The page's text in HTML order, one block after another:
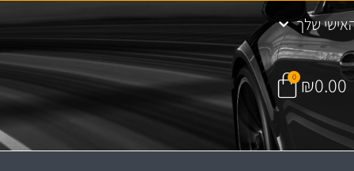
שלך
₪0.00
0